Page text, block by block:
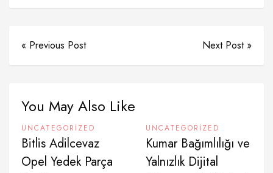
« Previous Post Next Post »
You May Also Like
UNCATEGORIZED
Bitlis Adilcevaz
Opel Yedek Parça
UNCATEGORIZED
Kumar Bağımlılığı ve
Yalnızlık Dijital